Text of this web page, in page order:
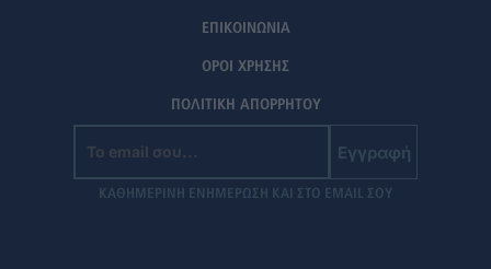
ΕΠΙΚΟΙΝΩΝΙΑ
ΟΡΟΙ ΧΡΗΣΗΣ
ΠΟΛΙΤΙΚΗ ΑΠΟΡΡΗΤΟΥ
Εγγραφή
ΚΑΘΗΜΕΡΙΝΗ ΕΝΗΜΕΡΩΣΗ ΚΑΙ ΣΤΟ EMAIL ΣΟΥ